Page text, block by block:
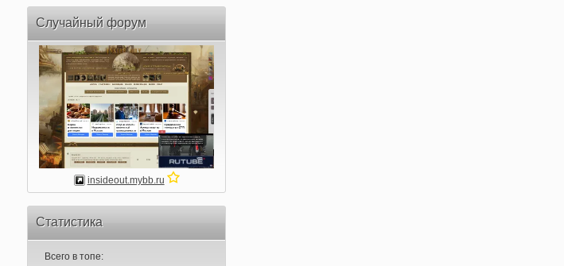
Случайный форум
insideout.mybb.ru
Статистика
Всего в топе: